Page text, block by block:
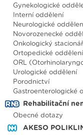
Gynekologické
Interní oddělení
Neurologické
Novorozenecké
Onkologický stacionář
Ortopedické oddělení
ORL
Urologické oddělení
Porodnictví
Gastroenterologické
Rehabilitační
Obecné dotazy
AKESO